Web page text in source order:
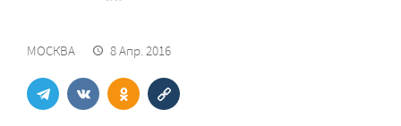
МОСКВА 8 Апр. 2016